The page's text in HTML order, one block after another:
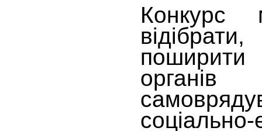
поширити
соціально-